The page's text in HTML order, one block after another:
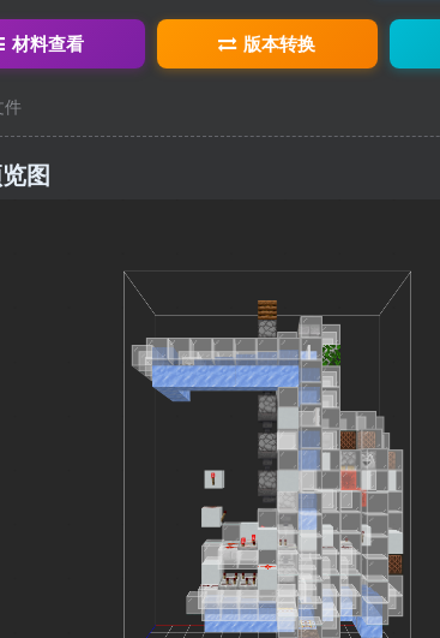
材料查看 版本转换
件
图